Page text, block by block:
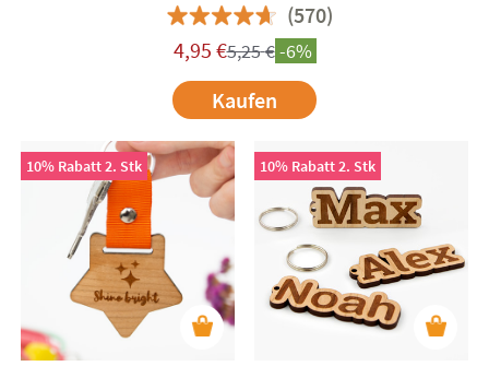
(570)
4,95 €5,25€-6%
Kaufen
10% Rabatt 2. Stk 10% Rabatt 2. Stk